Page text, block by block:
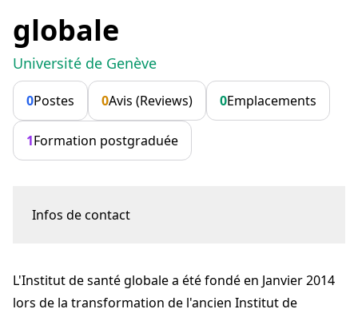
globale
Université de Genève
0Postes 0Avis (Reviews) 0Emplacements
1Formation postgraduée
Infos de contact
contact-igh@unige.ch
+41 22 379 71 11
L'Institut de santé globale a été fondé en Janvier 2014
lors de la transformation de l'ancien Institut de